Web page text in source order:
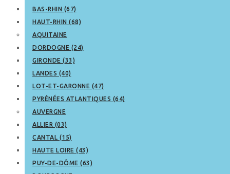
BAS-RHIN (67)
HAUT-RHIN (68)
AQUITAINE
DORDOGNE (24)
GIRONDE (33)
LANDES (40)
LOT-ET-GARONNE (47)
PYRÉNÉES ATLANTIQUES (64)
AUVERGNE
ALLIER (03)
CANTAL (15)
HAUTE LOIRE (43)
PUY-DE-DÔME (63)